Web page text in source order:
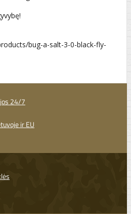
bug-a-salt-3-0-black-fly-
24/7
ir EU